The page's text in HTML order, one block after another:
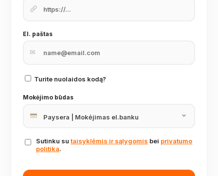
El. paštas
✉
Turite nuolaidos kodą?
Mokėjimo būdas
Sutinku sutaisyklėmis ir sąlygomis bei privatumo
politika.